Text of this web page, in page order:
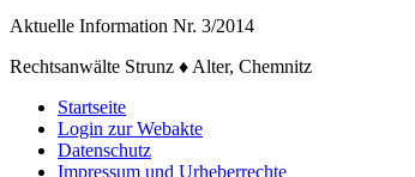
Aktuelle Information Nr. 3/2014
Rechtsanwälte Strunz ♦ Alter, Chemnitz
Startseite
Login zur Webakte
Datenschutz
Impressum und Urheberrechte